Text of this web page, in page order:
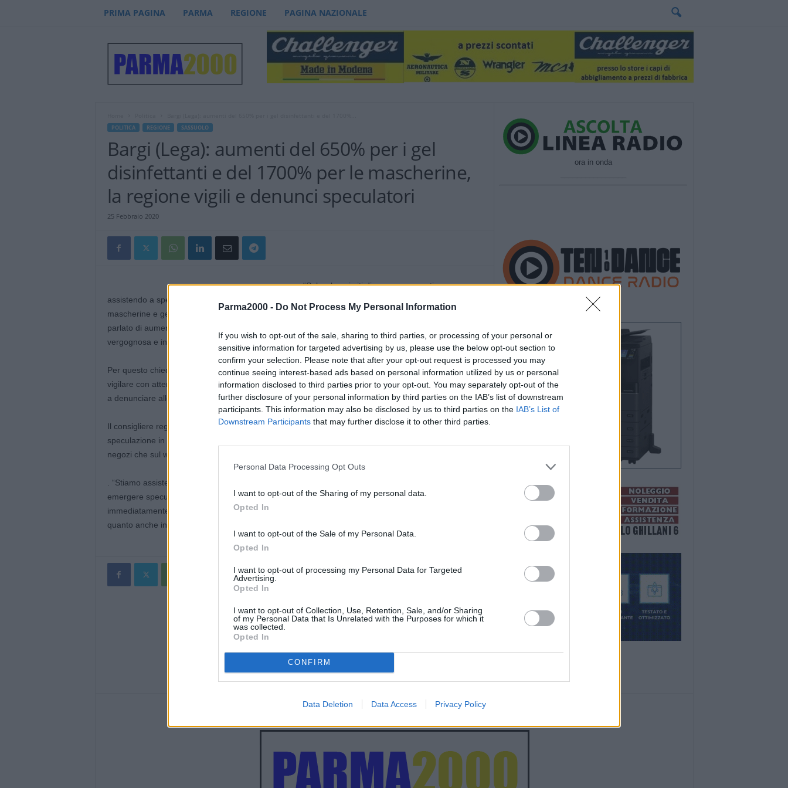
Parma2000 - Do Not Process My Personal Information
If you wish to opt-out of the sale, sharing to third parties, or processing of your personal or
sensitive information for targeted advertising by us, please use the below opt-out section to
confirm your selection. Please note that after your opt-out request is processed you may
continue seeing interest-based ads based on personal information utilized by us or personal
information disclosed to third parties prior to your opt-out. You may separately opt-out of the
further disclosure of your personal information by third parties on the IAB’s list of downstream
participants. This information may also be disclosed by us to third parties on the IAB’s List of
Downstream Participants that may further disclose it to other third parties.
Personal Data Processing Opt Outs
I want to opt-out of the Sharing of my personal data.
Opted In
I want to opt-out of the Sale of my Personal Data.
Opted In
I want to opt-out of processing my Personal Data for Targeted
Advertising.
Opted In
I want to opt-out of Collection, Use, Retention, Sale, and/or Sharing
of my Personal Data that Is Unrelated with the Purposes for which it
was collected.
Opted In
CONFIRM
Data Deletion Data Access Privacy Policy
PRIMA PAGINA PARMA REGIONE PAGINA NAZIONALE
POLITICA REGIONE SASSUOLO
Bargi (Lega): aumenti del 650% per i gel
disinfettanti e del 1700% per le mascherine,
la regione vigili e denunci speculatori
25 Febbraio 2020
“Sul web, sui siti di e-commerce, stiamo
assistendo a speculazioni assurde sui prodotti considerati anti-contagio Coronavirus, come
mascherine e gel per le mani, che vengono venduti a prezzi fuori da ogni logica. La stampa ha
parlato di aumenti del 650% per i gel disinfettanti e del 1700% per le mascherine: una situazione
vergognosa e inaccettabile che riteniamo debba essere affrontata al più presto.
Per questo chiediamo al presidente Stefano Bonaccini che la Regione Emilia-Romagna si attivi per
vigilare con attenzione e fermezza sull’aumento sconsiderato dei prezzi di questi prodotti e non tardi
a denunciare alle autorità giudiziarie gli speculatori”.
Il consigliere regionale della Lega, Stefano Bargi, chiede l’intervento della Regione contro la
speculazione in atto sui prezzi di alcuni prodotti igienico sanitari che stanno andando a ruba sia nei
negozi che sul web
. “Stiamo assistendo a uno scenario di psicosi generalizzata a fronte della quale non sono tardate ad
emergere speculazioni intollerabili e inaccettabili, che chiediamo vengano stroncate con fermezza e
immediatamente. Pertanto un intervento della Regione Emilia-Romagna non è solo necessario
quanto anche indifferibile” conclude il consigliere del Carroccio.
ora in onda